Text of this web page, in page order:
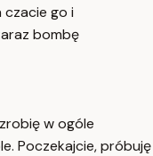
czacie go i
bombę
w ogóle
Poczekajcie, próbuję